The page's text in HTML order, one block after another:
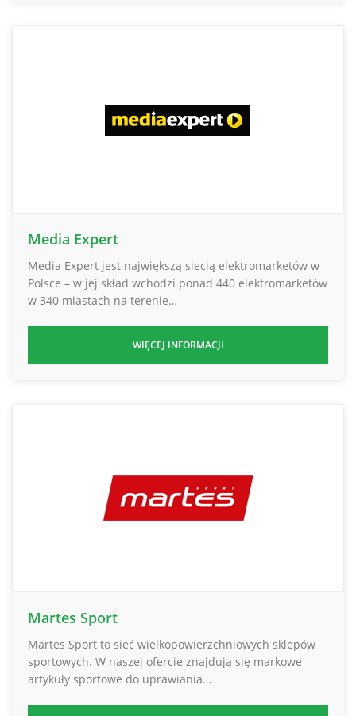
Media Expert
Media Expert jest największą siecią elektromarketów w
Polsce – w jej skład wchodzi ponad 440 elektromarketów
w 340 miastach na terenie…
WIĘCEJ INFORMACJI
Martes Sport
Martes Sport to sieć wielkopowierzchniowych sklepów
sportowych. W naszej ofercie znajdują się markowe
artykuły sportowe do uprawiania…